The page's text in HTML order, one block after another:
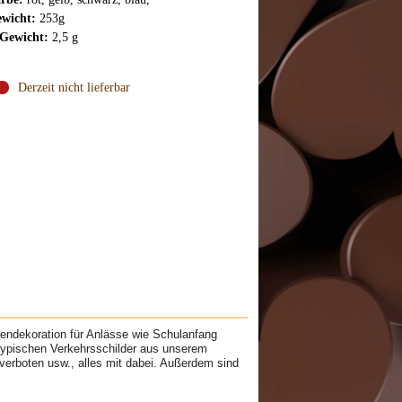
253g
2,5 g
Derzeit nicht lieferbar
für Anlässe wie Schulanfang
Verkehrsschilder aus unserem
usw., alles mit dabei. Außerdem sind